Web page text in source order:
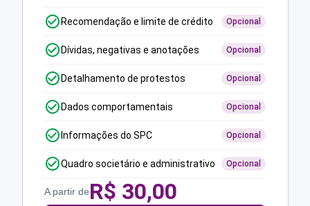
Recomendação e limite de crédito Opcional
Dívidas, negativas e anotações Opcional
Detalhamento de protestos Opcional
Dados comportamentais Opcional
Informações do SPC Opcional
Quadro societário e administrativo Opcional
A partir deR$ 30,00